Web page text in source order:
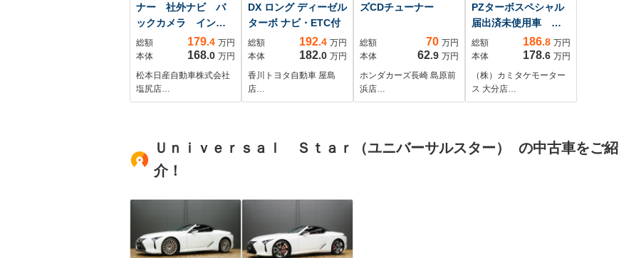
ナー 社外ナビ バ
ックカメラ インテ
リジェントキー エマ
ージェンシーブレー
キ インテリジェン
トキー
総額 179.4 万円
本体
168.0 万円
松本日産自動車株式会社
塩尻店…
DX ロング ディーゼル
ターボ ナビ・ETC付
総額 192.4 万円
本体
182.0 万円
香川トヨタ自動車 屋島
店…
ズCDチューナー
総額 70 万円
本体
62.9 万円
ホンダカーズ長崎 島原前
浜店…
PZターボスペシャル
届出済未使用車 両
側電動スライドド
ア クリアランスソ
ナー レーンアシス
ト 衝突被害軽減シ
ステム オートライ
アイドリングストッ
総額 186.8 万円
本体
178.6 万円
（株）カミタケモーター
ス 大分店…
Ｕｎｉｖｅｒｓａｌ Ｓｔａｒ（ユニバーサルスター） の中古車をご紹
介！